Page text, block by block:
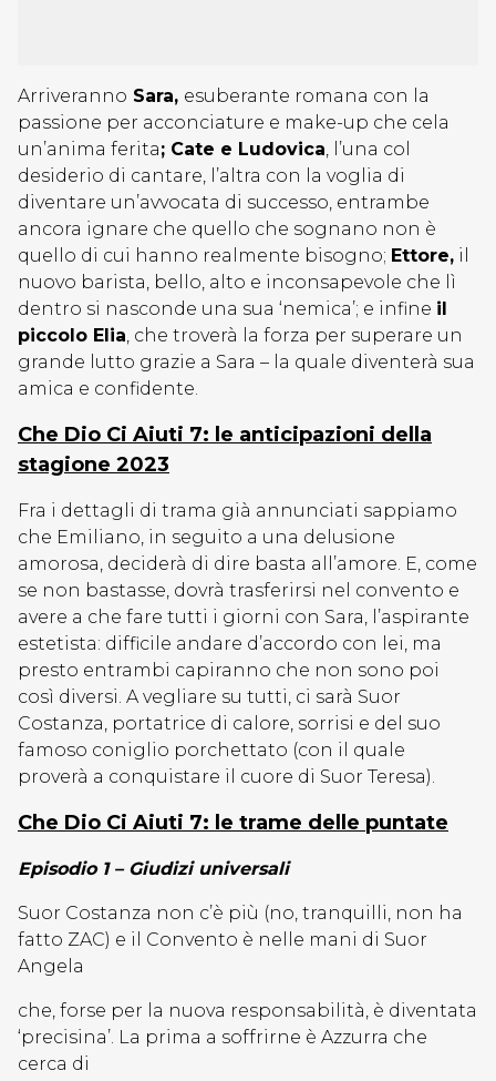
Arriveranno Sara, esuberante romana con la
passione per acconciature e make-up che cela
un’anima ferita; Cate e Ludovica, l’una col
desiderio di cantare, l’altra con la voglia di
diventare un’avvocata di successo, entrambe
ancora ignare che quello che sognano non è
quello di cui hanno realmente bisogno; Ettore, il
nuovo barista, bello, alto e inconsapevole che lì
dentro si nasconde una sua ‘nemica’; e infine il
piccolo Elia, che troverà la forza per superare un
grande lutto grazie a Sara – la quale diventerà sua
amica e confidente.
Che Dio Ci Aiuti 7: le anticipazioni della
stagione 2023
Fra i dettagli di trama già annunciati sappiamo
che Emiliano, in seguito a una delusione
amorosa, deciderà di dire basta all’amore. E, come
se non bastasse, dovrà trasferirsi nel convento e
avere a che fare tutti i giorni con Sara, l’aspirante
estetista: difficile andare d’accordo con lei, ma
presto entrambi capiranno che non sono poi
così diversi. A vegliare su tutti, ci sarà Suor
Costanza, portatrice di calore, sorrisi e del suo
famoso coniglio porchettato (con il quale
proverà a conquistare il cuore di Suor Teresa).
Che Dio Ci Aiuti 7: le trame delle puntate
Episodio 1 – Giudizi universali
Suor Costanza non c’è più (no, tranquilli, non ha
fatto ZAC) e il Convento è nelle mani di Suor
Angela
che, forse per la nuova responsabilità, è diventata
‘precisina’. La prima a soffrirne è Azzurra che
cerca di